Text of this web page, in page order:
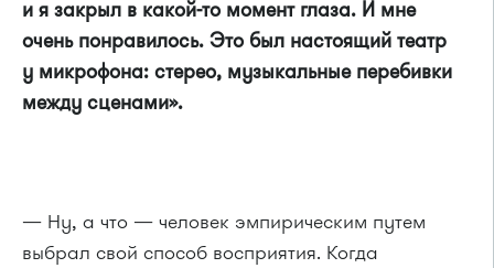
и я закрыл в какой-то момент глаза. И мне
очень понравилось. Это был настоящий театр
у микрофона: стерео, музыкальные перебивки
между сценами».
— Ну, а что — человек эмпирическим путем
выбрал свой способ восприятия. Когда